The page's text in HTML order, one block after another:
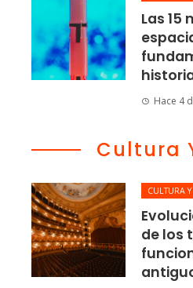
Las 15
Hace 4
Cultura
CULTURA
de los